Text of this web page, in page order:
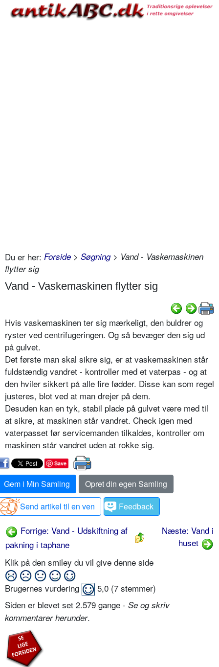
Du er her: Forside > Søgning> Vand - Vaskemaskinen
flytter sig
Vand - Vaskemaskinen flytter sig
Hvis vaskemaskinen ter sig mærkeligt, den buldrer og
ryster ved centrifugeringen. Og så bevæger den sig ud
på gulvet.
Det første man skal sikre sig, er at vaskemaskinen står
fuldstændig vandret - kontroller med et vaterpas - og at
den hviler sikkert på alle fire fødder. Disse kan som regel
justeres, blot ved at man drejer på dem.
Desuden kan en tyk, stabil plade på gulvet være med til
at sikre, at maskinen står vandret. Check igen med
vaterpasset før servicemanden tilkaldes, kontroller om
maskinen står vandret uden at rokke sig.
Save
Gem i Min Samling
Opret din egen Samling
Send artikel til en ven
Feedback
Forrige: Vand - Udskiftning af
pakning i taphane
Næste: Vand i
huset
Klik på den smiley du vil give denne side
Brugernes vurdering 5,0 (7 stemmer)
Siden er blevet set 2.579 gange - Se og skriv
kommentarer herunder.